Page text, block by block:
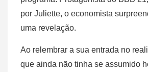
por Juliette, o economista
uma revelação.
Ao relembrar a sua entrada no
que ainda não tinha se assumido